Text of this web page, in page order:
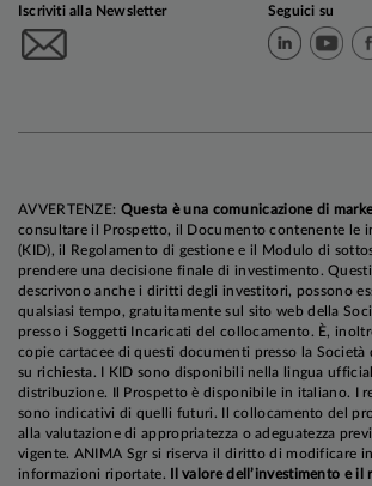
Iscriviti alla Newsletter Seguici su
AVVERTENZE: Questa è una comunicazione di
consultare il Prospetto, il Documento contenente le
(KID), il Regolamento di gestione e il Modulo di
prendere una decisione finale di investimento.
descrivono anche i diritti degli investitori, possono
qualsiasi tempo, gratuitamente sul sito web della
presso i Soggetti Incaricati del collocamento. È,
copie cartacee di questi documenti presso la
su richiesta. I KID sono disponibili nella lingua
distribuzione. Il Prospetto è disponibile in italiano. I
sono indicativi di quelli futuri. Il collocamento del
alla valutazione di appropriatezza o adeguatezza
vigente. ANIMA Sgr si riserva il diritto di modificare
informazioni riportate.
Il valore dell’investimento e